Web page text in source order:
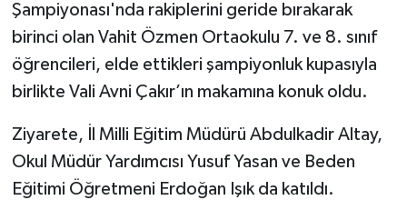
Şampiyonası'nda rakiplerini geride bırakarak
birinci olan Vahit Özmen Ortaokulu 7. ve 8. sınıf
öğrencileri, elde ettikleri şampiyonluk kupasıyla
birlikte Vali Avni Çakır’ın makamına konuk oldu.
Ziyarete, İl Milli Eğitim Müdürü Abdulkadir Altay,
Okul Müdür Yardımcısı Yusuf Yasan ve Beden
Eğitimi Öğretmeni Erdoğan Işık da katıldı.